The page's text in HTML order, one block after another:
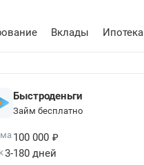
Вклады Ипотека
Быстроденьги
Займ бесплатно
100 000 ₽
3-180 дней